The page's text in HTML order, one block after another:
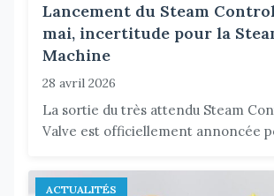
Lancement du Steam
mai, incertitude pour la
Machine
28 avril 2026
La sortie du très attendu Steam
Valve est officiellement annoncée
ACTUALITÉS